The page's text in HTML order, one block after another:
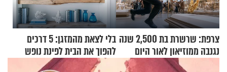
צרפת: שרשרת בת 2,500 שנה
נגנבה ממוזיאון לאור היום
בלי לצאת מהמזגן: 5 דרכים
להפוך את הבית לפינת נופש
מעוצבת